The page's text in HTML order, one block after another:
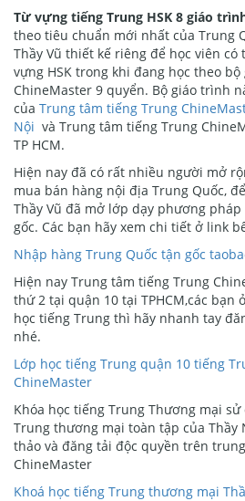
Từ vựng tiếng Trung HSK 8 giáo
theo tiêu chuẩn mới nhất của Trung
Thầy Vũ thiết kế riêng để học viên có
vựng HSK trong khi đang học theo
ChineMaster 9 quyển. Bộ giáo trình
của Trung tâm tiếng Trung
Nội và Trung tâm tiếng Trung
TP HCM.
Hiện nay đã có rất nhiều người mở
mua bán hàng nội địa Trung Quốc,
Thầy Vũ đã mở lớp dạy phương
gốc. Các bạn hãy xem chi tiết ở link
Nhập hàng Trung Quốc tận gốc
Hiện nay Trung tâm tiếng Trung
thứ 2 tại quận 10 tại TPHCM,các bạn
học tiếng Trung thì hãy nhanh tay
nhé.
Lớp học tiếng Trung quận 10 tiếng
ChineMaster
Khóa học tiếng Trung Thương mại
Trung thương mại toàn tập của Thầy
thảo và đăng tải độc quyền trên
ChineMaster
Khoá học tiếng Trung thương mại